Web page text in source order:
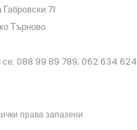
71
Търново
088 99 89 789; 062 634 624
права запазени